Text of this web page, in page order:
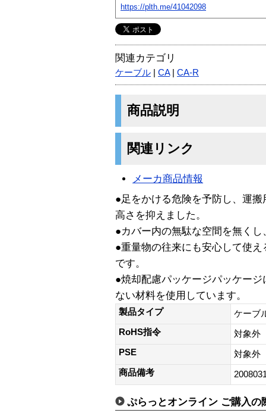
https://plth.me/41042098
関連カテゴリ
ケーブル CA| CA-R
商品説明
関連リンク
メーカ商品情報
●足をかける危険を予防し、運
高さを抑えました。
●カバー内の無駄な空間を無く
●重量物の往来にも安心して使
です。
●焼却配慮パッケージパッケー
ない材料を使用しています。
製品タイプ
ケーブ
RoHS指令
対象外
PSE
対象外
商品備考
ぷらっとオンライン ご購入の